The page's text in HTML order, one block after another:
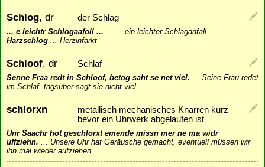
Schlog, dr der Schlag
... e leichtr Schlogaafoll ... ... ... ein leichter Schlaganfall ...
Harzschlog ... Herzinfarkt
Schloof, dr Schlaf
Senne Fraa redt in Schloof, betog saht se net viel. ... Seine Frau redet
im Schlaf, tagsüber sagt sie nicht viel.
schlorxn
metallisch mechanisches Knarren kurz
bevor ein Uhrwerk abgelaufen ist
Unr Saachr hot geschlorxt emende missn mer ne ma widr
uffziehn. ... Unsere Uhr hat Geräusche gemacht, eventuell müssen wir
ihn mal wieder aufziehen.